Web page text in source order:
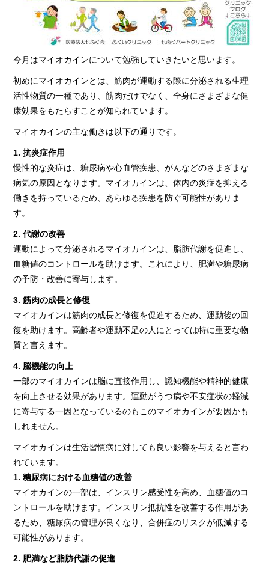
今月はマイオカインについて勉強していきたいと思います。
初めにマイオカインとは、筋肉が運動する際に分泌される生理
活性物質の一種であり、筋肉だけでなく、全身にさまざまな健
康効果をもたらすことが知られています。
マイオカインの主な働きは以下の通りです。
1. 抗炎症作用
慢性的な炎症は、糖尿病や心血管疾患、がんなどのさまざまな
病気の原因となります。マイオカインは、体内の炎症を抑える
働きを持っているため、あらゆる疾患を防ぐ可能性がありま
す。
2. 代謝の改善
運動によって分泌されるマイオカインは、脂肪代謝を促進し、
血糖値のコントロールを助けます。これにより、肥満や糖尿病
の予防・改善に寄与します。
3. 筋肉の成長と修復
マイオカインは筋肉の成長と修復を促進するため、運動後の回
復を助けます。高齢者や運動不足の人にとっては特に重要な物
質と言えます。
4. 脳機能の向上
一部のマイオカインは脳に直接作用し、認知機能や精神的健康
を向上させる効果があります。運動がうつ病や不安症状の軽減
に寄与する一因となっているのもこのマイオカインが要因かも
しれません。
マイオカインは生活習慣病に対しても良い影響を与えると言わ
れています。
1. 糖尿病における血糖値の改善
マイオカインの一部は、インスリン感受性を高め、血糖値のコ
ントロールを助けます。インスリン抵抗性を改善する作用があ
るため、糖尿病の管理が良くなり、合併症のリスクが低減する
可能性があります。
2. 肥満など脂肪代謝の促進